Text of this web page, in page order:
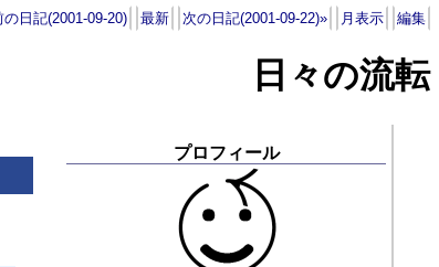
の日記(2001-09-20) 最新 次の日記(2001-09-22)» 月表示 編集
日々の流転
プロフィール